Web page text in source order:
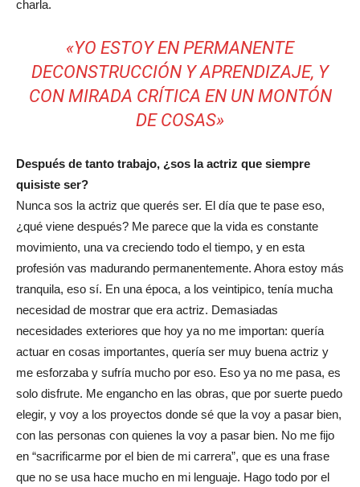
charla.
«YO ESTOY EN PERMANENTE
DECONSTRUCCIÓN Y APRENDIZAJE, Y
CON MIRADA CRÍTICA EN UN MONTÓN
DE COSAS»
Después de tanto trabajo, ¿sos la actriz que siempre
quisiste ser?
Nunca sos la actriz que querés ser. El día que te pase eso,
¿qué viene después? Me parece que la vida es constante
movimiento, una va creciendo todo el tiempo, y en esta
profesión vas madurando permanentemente. Ahora estoy más
tranquila, eso sí. En una época, a los veintipico, tenía mucha
necesidad de mostrar que era actriz. Demasiadas
necesidades exteriores que hoy ya no me importan: quería
actuar en cosas importantes, quería ser muy buena actriz y
me esforzaba y sufría mucho por eso. Eso ya no me pasa, es
solo disfrute. Me engancho en las obras, que por suerte puedo
elegir, y voy a los proyectos donde sé que la voy a pasar bien,
con las personas con quienes la voy a pasar bien. No me fijo
en “sacrificarme por el bien de mi carrera”, que es una frase
que no se usa hace mucho en mi lenguaje. Hago todo por el